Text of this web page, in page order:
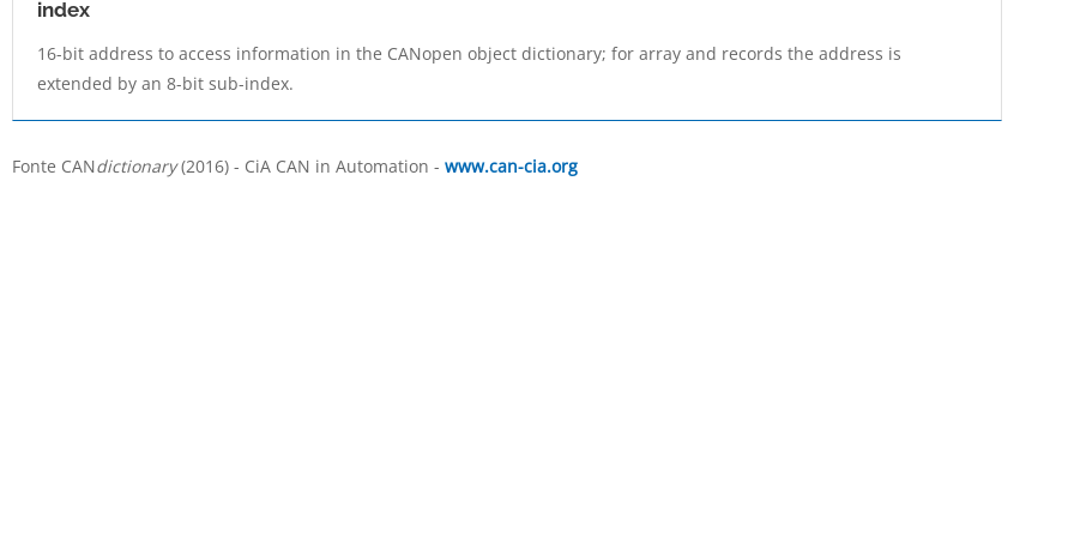
index
16-bit address to access information in the CANopen object dictionary; for array and records the address is
extended by an 8-bit sub-index.
Fonte CANdictionary(2016) - CiA CAN in Automation - www.can-cia.org